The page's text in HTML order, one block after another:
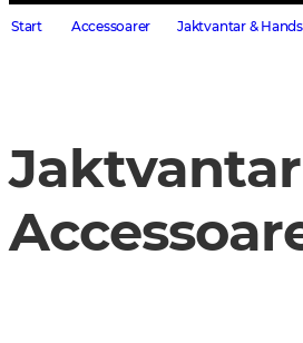
Start Accessoarer Jaktvantar &